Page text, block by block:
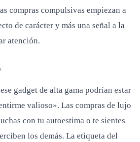
compras compulsivas empiezan a
de carácter y más una señal a la
atención.
gadget de alta gama podrían estar
valioso». Las compras de lujo
con tu autoestima o te sientes
los demás. La etiqueta del